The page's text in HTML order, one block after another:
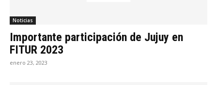
Noticias
Importante participación de Jujuy en
FITUR 2023
enero 23, 2023